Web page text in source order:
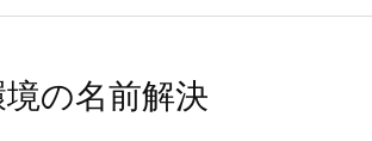
の名前解決